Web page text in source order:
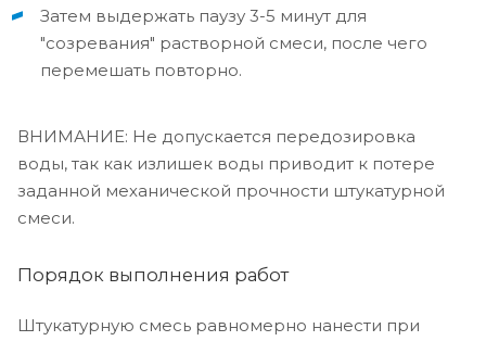
Затем выдержать паузу 3-5 минут для
"созревания" растворной смеси, после чего
перемешать повторно.
ВНИМАНИЕ: Не допускается передозировка
воды, так как излишек воды приводит к потере
заданной механической прочности штукатурной
смеси.
Порядок выполнения работ
Штукатурную смесь равномерно нанести при